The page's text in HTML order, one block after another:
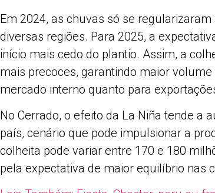
Em 2024, as chuvas só se
diversas regiões. Para 2025, a
início mais cedo do plantio. Assim, a
mais precoces, garantindo maior
mercado interno quanto para
No Cerrado, o efeito da La Niña tende a
país, cenário que pode impulsionar a
colheita pode variar entre 170 e 180
pela expectativa de maior equilíbrio nas